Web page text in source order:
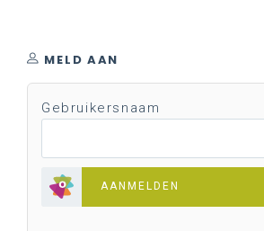
MELD AAN
Gebruikersnaam
AANMELDEN